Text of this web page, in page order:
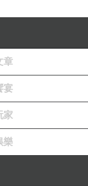
力"!
章
宴
家
樂